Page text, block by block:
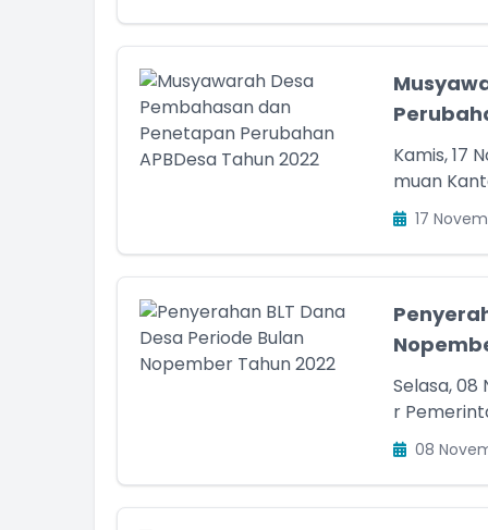
Kamis, 17
muan
17
Selasa,
r
08